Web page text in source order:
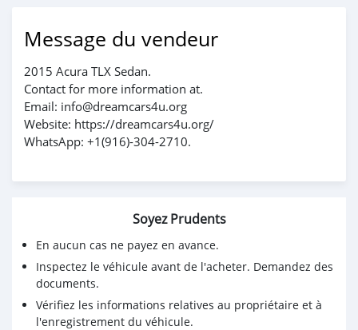
Message du vendeur
2015 Acura TLX Sedan.
Contact for more information at.
Email: info@dreamcars4u.org
Website: https://dreamcars4u.org/
WhatsApp: +1(916)-304-2710.
Soyez Prudents
En aucun cas ne payez en avance.
Inspectez le véhicule avant de l'acheter. Demandez des
documents.
Vérifiez les informations relatives au propriétaire et à
l'enregistrement du véhicule.